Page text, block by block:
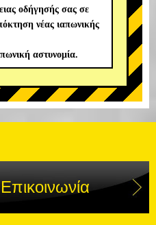
οδήγησής σας σε
νέας ιαπωνικής
αστυνομία.